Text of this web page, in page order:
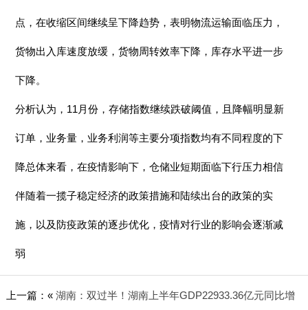
点，在收缩区间继续呈下降趋势，表明物流运输面临压力，
货物出入库速度放缓，货物周转效率下降，库存水平进一步
下降。
分析认为，11月份，存储指数继续跌破阈值，且降幅明显新
订单，业务量，业务利润等主要分项指数均有不同程度的下
降总体来看，在疫情影响下，仓储业短期面临下行压力相信
伴随着一揽子稳定经济的政策措施和陆续出台的政策的实
施，以及防疫政策的逐步优化，疫情对行业的影响会逐渐减
弱
上一篇：« 湖南：双过半！湖南上半年GDP22933.36亿元同比增